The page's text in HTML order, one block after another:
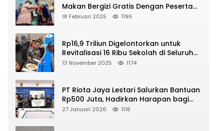
Makan Bergizi Gratis Dengan Peserta
Terbanyak
18 Februari 2025 1196
Rp16,9 Triliun Digelontorkan untuk
Revitalisasi 16 Ribu Sekolah di Seluruh
Indonesia
13 November 2025 1174
PT Riota Jaya Lestari Salurkan Bantuan
Rp500 Juta, Hadirkan Harapan bagi
Korban Bencana di Sumatera
27 Januari 2026 1118